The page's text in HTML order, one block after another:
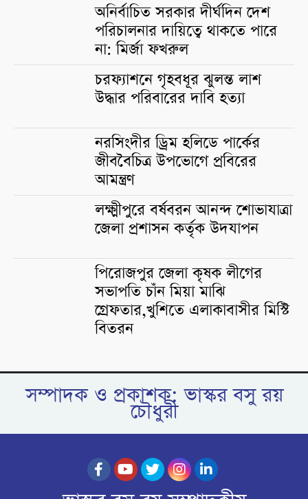
অনির্বাচিত সরকার দীর্ঘদিন দেশ
পরিচালনার দায়িত্বে থাকতে পারে
না: মির্জা ফখরুল
চরফ্যাশনে গৃহবধূর ঝুলন্ত লাশ
উদ্ধার পরিবারের দাবি হত্যা
নরসিংদীর ড্রিম হলিডে পার্কের
জীববৈচিত্র উপভোগে প্রবিরের
আমন্ত্রণ
লক্ষ্মীপুরে বর্ষবরন আনন্দ শোভাযাত্রা
জেলা প্রশাসন কর্তৃক উদযাপন
পিরোজপুর জেলা কৃষক লীগের
সভাপতি চাঁন মিয়া মাঝি
গ্রেফতার,খুশিতে এলাকাবাসীর মিস্টি
বিতরন
সম্পাদক ও প্রকাশক: ভাস্কর বসু রয়
চৌধুরী